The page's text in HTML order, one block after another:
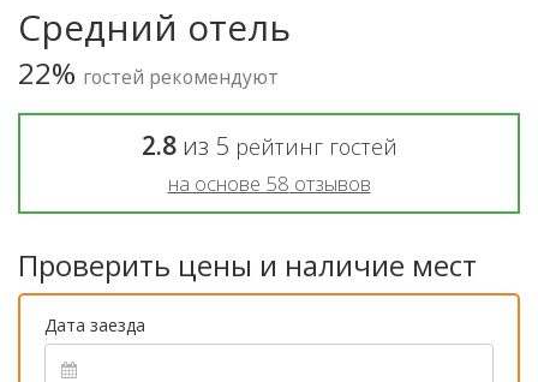
Средний отель
22% гостей рекомендуют
2.8из 5 рейтинг гостей
на основе 58 отзывов
Проверить цены и наличие мест
Дата заезда